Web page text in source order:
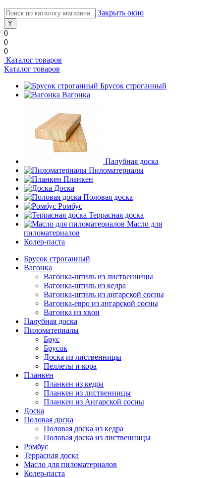
Закрыть окно
0
0
0
Каталог товаров
Каталог товаров
Брусок строганный
Вагонка
Палубная доска
Пиломатериалы
Планкен
Доска
Половая доска
Ромбус
Террасная доска
Масло для
пиломатериалов
Колер-паста
Брусок строганный
Вагонка
Вагонка-штиль из лиственницы
Вагонка-штиль из кедра
Вагонка-штиль из ангарской сосны
Вагонка-евро из ангарской сосны
Вагонка из хвои
Палубная доска
Пиломатериалы
Брус
Брусок
Доска из лиственницы
Пеллеты и кора
Планкен
Планкен из кедра
Планкен из лиственницы
Планкен из Ангарской сосны
Доска
Половая доска
Половая доска из кедра
Половая доска из лиственницы
Ромбус
Террасная доска
Масло для пиломатериалов
Колер-паста